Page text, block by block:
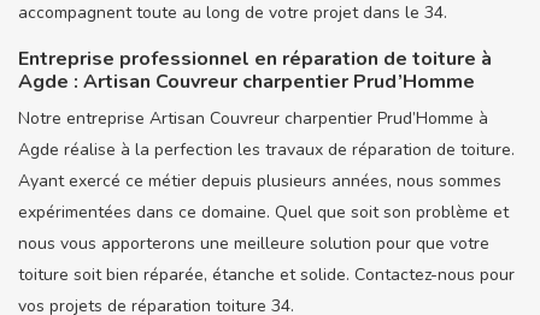
accompagnent toute au long de votre projet dans le 34.
Entreprise professionnel en réparation de toiture à
Agde : Artisan Couvreur charpentier Prud’Homme
Notre entreprise Artisan Couvreur charpentier Prud’Homme à
Agde réalise à la perfection les travaux de réparation de toiture.
Ayant exercé ce métier depuis plusieurs années, nous sommes
expérimentées dans ce domaine. Quel que soit son problème et
nous vous apporterons une meilleure solution pour que votre
toiture soit bien réparée, étanche et solide. Contactez-nous pour
vos projets de réparation toiture 34.